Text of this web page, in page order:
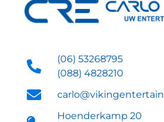
(06) 53268795
(088) 4828210
Hoenderkamp 20